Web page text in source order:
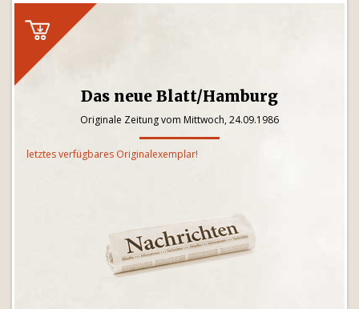
Das neue Blatt/Hamburg
Originale Zeitung vom Mittwoch, 24.09.1986
letztes verfügbares Originalexemplar!